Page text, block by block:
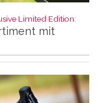
Limited Edition:
mit